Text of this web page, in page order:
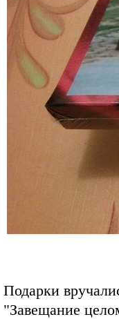
Подарки
"Завещание